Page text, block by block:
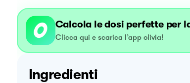
Calcola le dosi perfette per
Clicca qui e scarica l’app olivia!
Ingredienti